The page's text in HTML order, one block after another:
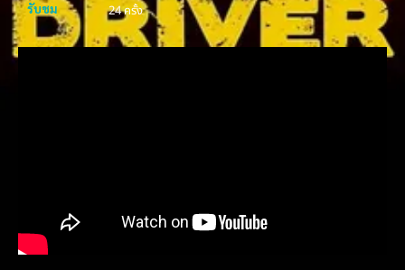
รับชม
24 ครั้ง